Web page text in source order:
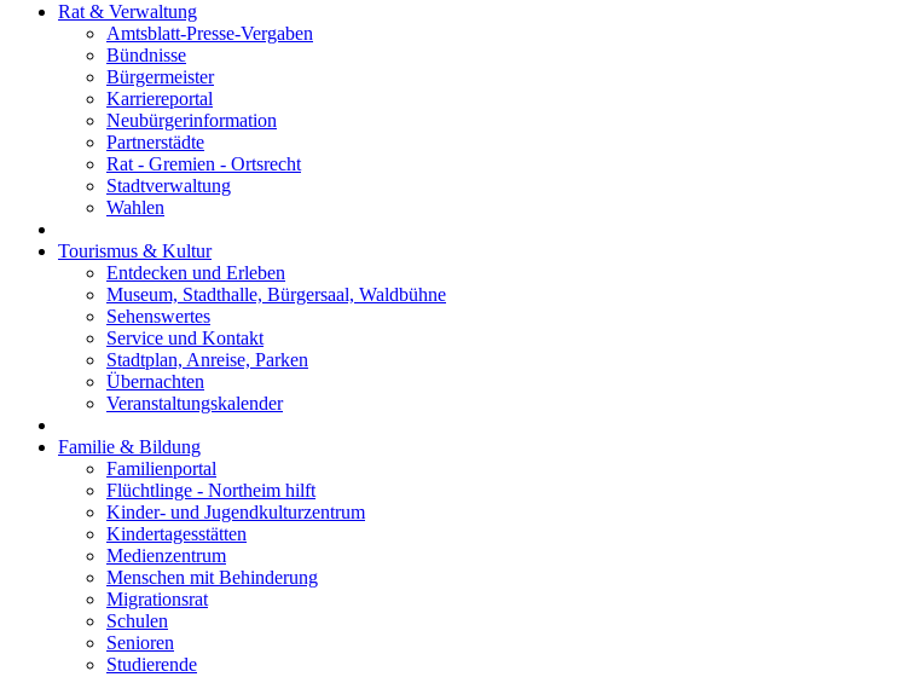
Rat & Verwaltung
Amtsblatt-Presse-Vergaben
Bündnisse
Bürgermeister
Karriereportal
Neubürgerinformation
Partnerstädte
Rat - Gremien - Ortsrecht
Stadtverwaltung
Wahlen
Tourismus & Kultur
Entdecken und Erleben
Museum, Stadthalle, Bürgersaal, Waldbühne
Sehenswertes
Service und Kontakt
Stadtplan, Anreise, Parken
Übernachten
Veranstaltungskalender
Familie & Bildung
Familienportal
Flüchtlinge - Northeim hilft
Kinder- und Jugendkulturzentrum
Kindertagesstätten
Medienzentrum
Menschen mit Behinderung
Migrationsrat
Schulen
Senioren
Studierende